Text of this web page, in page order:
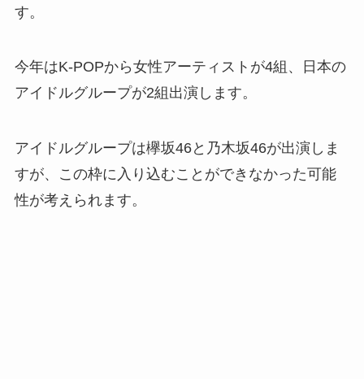
す。
今年はK-POPから女性アーティストが4組、日本の
アイドルグループが2組出演します。
アイドルグループは欅坂46と乃木坂46が出演しま
すが、この枠に入り込むことができなかった可能
性が考えられます。